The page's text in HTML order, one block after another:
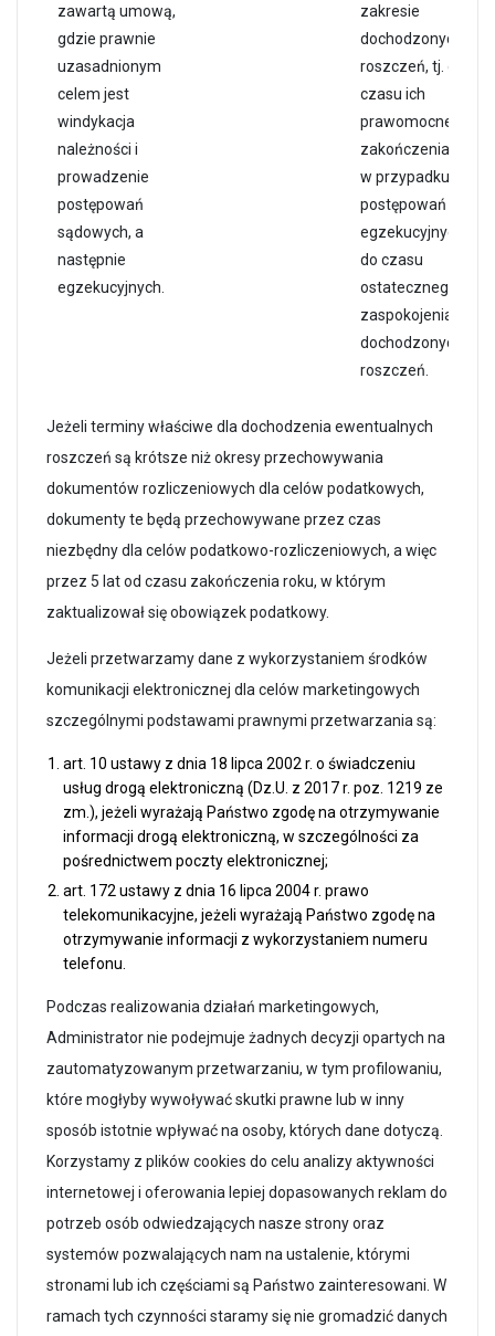
zawartą umową,
gdzie prawnie
uzasadnionym
celem jest
windykacja
należności i
prowadzenie
postępowań
sądowych, a
następnie
egzekucyjnych.
zakresie
dochodzonych
roszczeń, tj. do
czasu ich
prawomocnego
zakończenia, a
w przypadku
postępowań
egzekucyjnych
do czasu
ostatecznego
zaspokojenia
dochodzonych
roszczeń.
Jeżeli terminy właściwe dla dochodzenia ewentualnych
roszczeń są krótsze niż okresy przechowywania
dokumentów rozliczeniowych dla celów podatkowych,
dokumenty te będą przechowywane przez czas
niezbędny dla celów podatkowo-rozliczeniowych, a więc
przez 5 lat od czasu zakończenia roku, w którym
zaktualizował się obowiązek podatkowy.
Jeżeli przetwarzamy dane z wykorzystaniem środków
komunikacji elektronicznej dla celów marketingowych
szczególnymi podstawami prawnymi przetwarzania są:
art. 10 ustawy z dnia 18 lipca 2002 r. o świadczeniu
usług drogą elektroniczną (Dz.U. z 2017 r. poz. 1219 ze
zm.), jeżeli wyrażają Państwo zgodę na otrzymywanie
informacji drogą elektroniczną, w szczególności za
pośrednictwem poczty elektronicznej;
art. 172 ustawy z dnia 16 lipca 2004 r. prawo
telekomunikacyjne, jeżeli wyrażają Państwo zgodę na
otrzymywanie informacji z wykorzystaniem numeru
telefonu.
Podczas realizowania działań marketingowych,
Administrator nie podejmuje żadnych decyzji opartych na
zautomatyzowanym przetwarzaniu, w tym profilowaniu,
które mogłyby wywoływać skutki prawne lub w inny
sposób istotnie wpływać na osoby, których dane dotyczą.
Korzystamy z plików cookies do celu analizy aktywności
internetowej i oferowania lepiej dopasowanych reklam do
potrzeb osób odwiedzających nasze strony oraz
systemów pozwalających nam na ustalenie, którymi
stronami lub ich częściami są Państwo zainteresowani. W
ramach tych czynności staramy się nie gromadzić danych